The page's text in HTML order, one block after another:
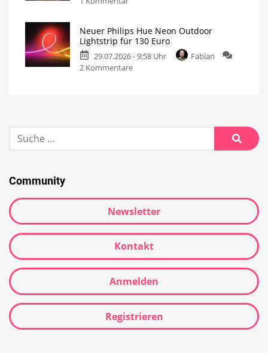
Neuer Philips Hue Neon Outdoor
Lightstrip für 130 Euro
29.07.2026 - 9:58 Uhr
Fabian
2 Kommentare
Community
Newsletter
Kontakt
Anmelden
Registrieren